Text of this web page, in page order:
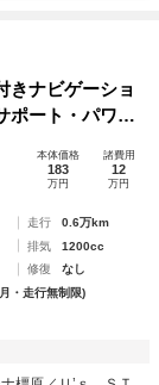
ナビゲーショ
ポート・パワー
・クルーズコ
ＵＳＢ給電・
本体価格
183
万円
諸費用
12
万円
走行
0.6万km
排気
1200cc
修復
なし
・走行無制限)